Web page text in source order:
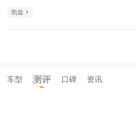
凯旋
车型 测评 口碑 资讯